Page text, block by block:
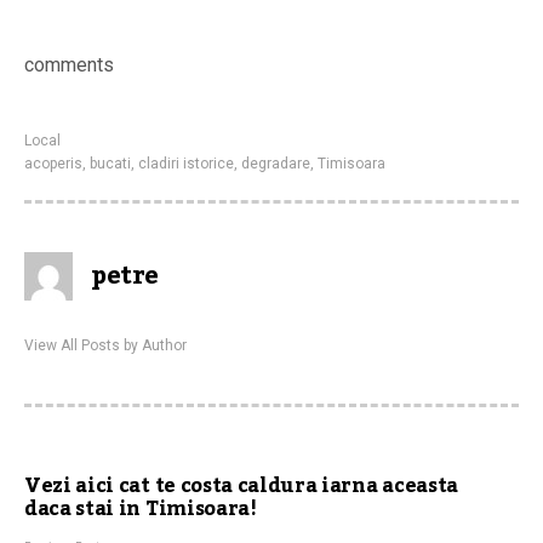
comments
Local
acoperis, bucati, cladiri istorice, degradare, Timisoara
petre
View All Posts by Author
Vezi aici cat te costa caldura iarna aceasta
daca stai in Timisoara!